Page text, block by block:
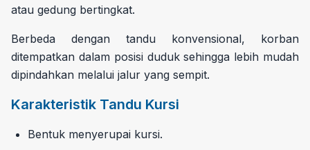
atau gedung bertingkat.
Berbeda dengan tandu konvensional, korban
ditempatkan dalam posisi duduk sehingga lebih mudah
dipindahkan melalui jalur yang sempit.
Karakteristik Tandu Kursi
Bentuk menyerupai kursi.